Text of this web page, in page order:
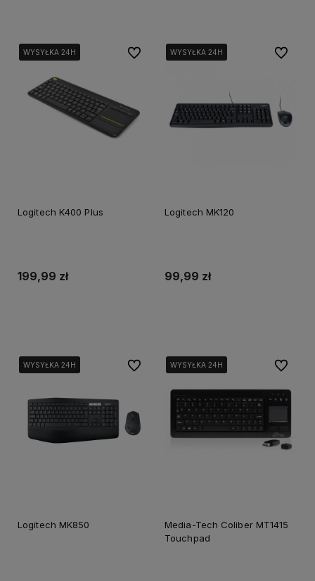
WYSYŁKA 24H
WYSYŁKA 24H
WYSYŁKA 24H
Logitech K400 Plus
199,99 zł
Do ulubionychWYSYŁKA 24H
WYSYŁKA 24H
WYSYŁKA 24H
Logitech MK120
99,99 zł
Do
WYSYŁKA 24H
WYSYŁKA 24H
WYSYŁKA 24H
Logitech MK850
Do ulubionychWYSYŁKA 24H
WYSYŁKA 24H
WYSYŁKA 24H
Media-Tech Coliber MT1415
Touchpad
Do